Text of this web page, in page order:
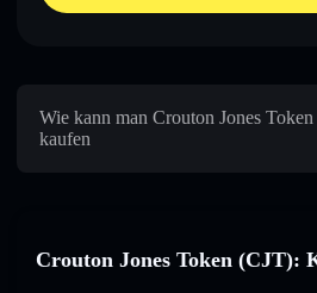
Wie kann man Crouton Jones
kaufen
Crouton Jones Token (CJT):